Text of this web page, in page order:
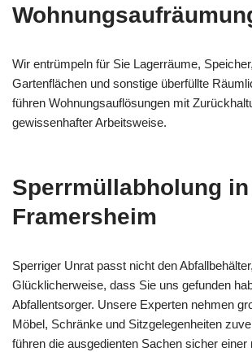
Wir entrümpeln für Sie Lagerräume,
Gartenflächen und sonstige überfüllte
führen Wohnungsauflösungen mit
gewissenhafter Arbeitsweise.
Sperrmüllabholung in
Framersheim
Sperriger Unrat passt nicht den
Glücklicherweise, dass Sie uns gefunden
Abfallentsorger. Unsere Experten nehmen
Möbel, Schränke und Sitzgelegenheiten
führen die ausgedienten Sachen sicher einer